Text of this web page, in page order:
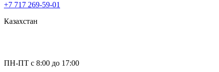
+7 717 269-59-01
Казахстан
ПН-ПТ с 8:00 до 17:00